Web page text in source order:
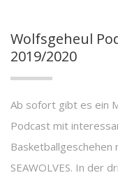
Wolfsgeheul
2019/2020
Ab sofort gibt es ein
Podcast mit
Basketballgeschehen
SEAWOLVES. In der